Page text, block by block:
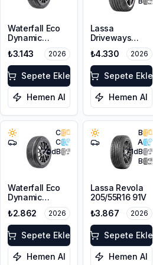
Waterfall Eco
Dynamic
205/45R17 88W
XL
₺3.143 2026
Sepete Ekle
Hemen Al
Lassa
Driveways
225/45R17 94Y
XL
₺4.330 2026
Sepete Ekle
Hemen Al
C
C
70dB
Waterfall Eco
Dynamic
205/45R16 87W
XL
₺2.862 2026
Sepete Ekle
Hemen Al
B
A
71dB
B
Lassa Revola
205/55R16 91V
₺3.867
2026
Sepete Ekle
Hemen Al